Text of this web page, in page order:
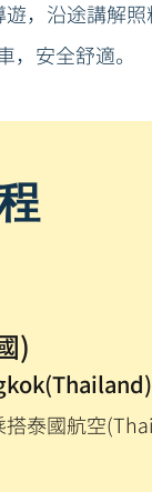
，沿途講解照
，安全舒適。
)
泰國航空